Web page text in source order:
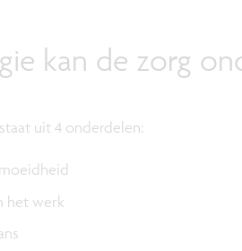
kan de zorg
uit 4 onderdelen:
het werk